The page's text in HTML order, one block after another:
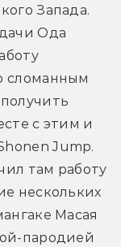
Запада.
Ода
сломанным
с этим и
Jump.
там работу
нескольких
Масая
пародией